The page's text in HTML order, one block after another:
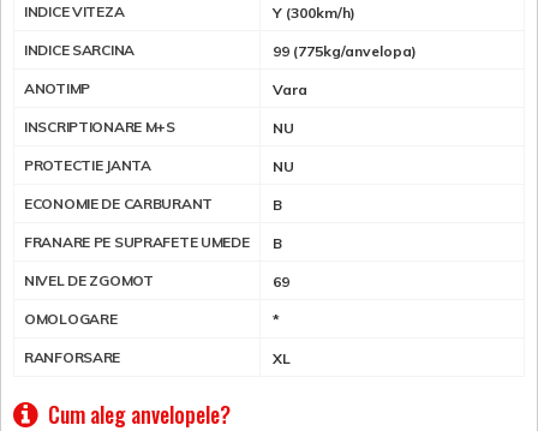
INDICE VITEZA Y (300km/h)
INDICE SARCINA 99 (775kg/anvelopa)
ANOTIMP Vara
INSCRIPTIONARE M+S NU
PROTECTIE JANTA NU
ECONOMIE DE CARBURANT B
FRANARE PE SUPRAFETE UMEDE B
NIVEL DE ZGOMOT 69
OMOLOGARE *
RANFORSARE XL
Cum aleg anvelopele?